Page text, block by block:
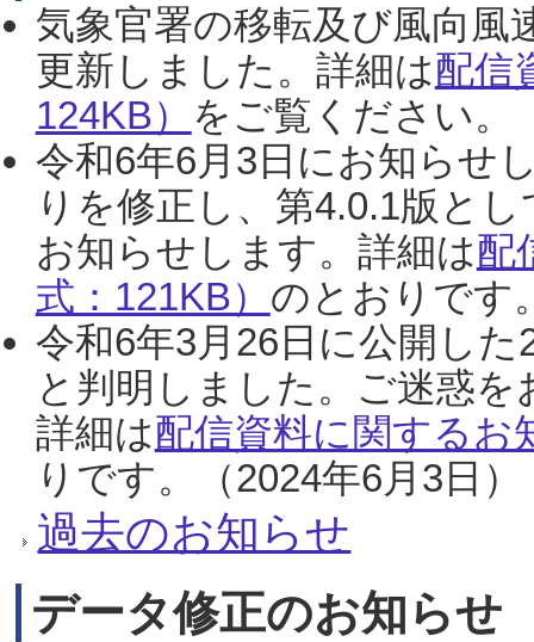
気象官署の移転及び風向風
更新しました。詳細は配信
124KB） をご覧ください。
令和6年6月3日にお知らせ
りを修正し、第4.0.1版と
お知らせします。詳細は配
式：121KB） のとおりです
令和6年3月26日に公開し
と判明しました。ご迷惑
詳細は配信資料に関するお
りです。（2024年6月3日）
過去のお知らせ
データ修正のお知らせ